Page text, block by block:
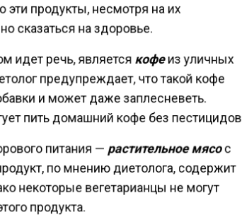
эти продукты, несмотря на их
сказаться на здоровье.
идет речь, является кофеиз уличных
предупреждает, что такой кофе
и может даже заплесневеть.
пить домашний кофе без пестицидов.
питания — растительное мясос
по мнению диетолога, содержит
некоторые вегетарианцы не могут
продукта.